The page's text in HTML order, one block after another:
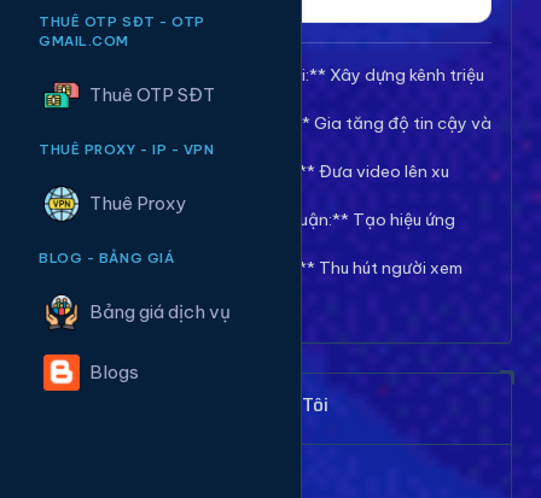
THUÊ OTP SĐT - OTP
GMAIL.COM
Thuê OTP SĐT
THUÊ PROXY - IP - VPN
Thuê Proxy
BLOG - BẢNG GIÁ
Bảng giá dịch vụ
Blogs
🚀 **Tăng Follow/Theo dõi:** Xây dựng kênh triệu
follow uy tín.
❤️ **Tăng Tim/Like Video:** Gia tăng độ tin cậy và
viral cho video.
👀 **Tăng View/Lượt xem:** Đưa video lên xu
hướng nhanh chóng.
💬 **Tăng Comment/Bình luận:** Tạo hiệu ứng
thảo luận sôi nổi.
👁️ **Tăng Mắt Livestream:** Thu hút người xem
Khách Hàng Nói Gì Về Chúng Tôi